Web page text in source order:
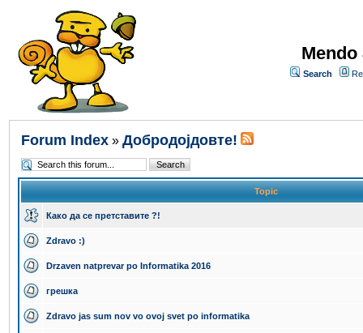
Search
Forum Index » Добродојдовте!
Topic
Како да се претставите ?!
Zdravo :)
Drzaven natprevar po Informatika 2016
грешка
Zdravo jas sum nov vo ovoj svet po informatika